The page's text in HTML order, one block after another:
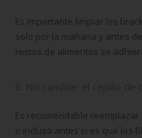
Es importante limpiar los
solo por la mañana y antes
restos de alimentos se
Es recomendable
o incluso antes si es que los